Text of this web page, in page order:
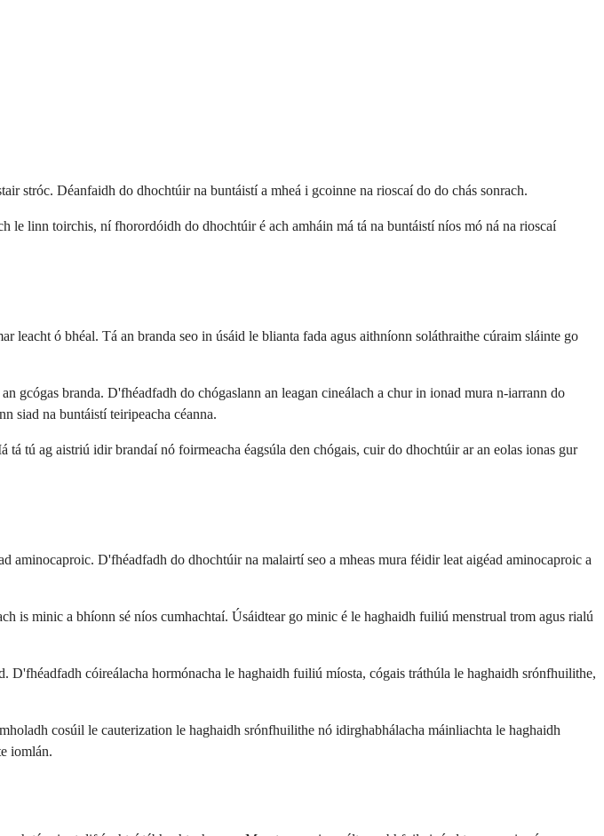
stróc. Déanfaidh do dhochtúir na buntáistí a mheá i gcoinne na rioscaí do do chás sonrach.
le linn toirchis, ní fhorordóidh do dhochtúir é ach amháin má tá na buntáistí níos mó ná na rioscaí
leacht ó bhéal. Tá an branda seo in úsáid le blianta fada agus aithníonn soláthraithe cúraim sláinte go
gcógas branda. D'fhéadfadh do chógaslann an leagan cineálach a chur in ionad mura n-iarrann do
siad na buntáistí teiripeacha céanna.
tú ag aistriú idir brandaí nó foirmeacha éagsúla den chógais, cuir do dhochtúir ar an eolas ionas gur
D'fhéadfadh do dhochtúir na malairtí seo a mheas mura féidir leat aigéad aminocaproic a
is minic a bhíonn sé níos cumhachtaí. Úsáidtear go minic é le haghaidh fuiliú menstrual trom agus rialú
cóireálacha hormónacha le haghaidh fuiliú míosta, cógais tráthúla le haghaidh srónfhuilithe,
cosúil le cauterization le haghaidh srónfhuilithe nó idirghabhálacha máinliachta le haghaidh
iomlán.